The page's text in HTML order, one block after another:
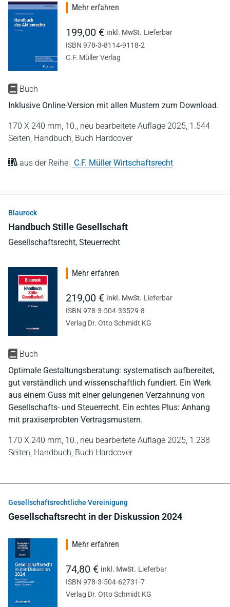
Buch
Inklusive Online-Version mit allen Mustern zum Download.
170 X 240 mm, 10., neu bearbeitete Auflage 2025, 1.544
Seiten, Handbuch, Buch Hardcover
aus der Reihe: C.F. Müller Wirtschaftsrecht
Mehr erfahren
199,00 € inkl. MwSt. Lieferbar
ISBN 978-3-8114-9118-2
C.F. Müller Verlag
Blaurock
Handbuch Stille Gesellschaft
Gesellschaftsrecht, Steuerrecht
Buch
Optimale Gestaltungsberatung: systematisch aufbereitet,
gut verständlich und wissenschaftlich fundiert. Ein Werk
aus einem Guss mit einer gelungenen Verzahnung von
Gesellschafts- und Steuerrecht. Ein echtes Plus: Anhang
mit praxiserprobten Vertragsmustern.
170 X 240 mm, 10., neu bearbeitete Auflage 2025, 1.238
Seiten, Handbuch, Buch Hardcover
Mehr erfahren
219,00 € inkl. MwSt. Lieferbar
ISBN 978-3-504-33529-8
Verlag Dr. Otto Schmidt KG
Gesellschaftsrechtliche Vereinigung
Gesellschaftsrecht in der Diskussion 2024
Mehr erfahren
74,80 € inkl. MwSt. Lieferbar
ISBN 978-3-504-62731-7
Verlag Dr. Otto Schmidt KG